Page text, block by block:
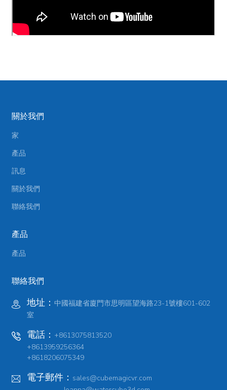
關於我們
家
產品
訊息
關於我們
聯絡我們
產品
產品
聯絡我們
地址： 中國福建省廈門市思明區望海路23-1號樓601-602
室
電話： +8613075813520
+8613959256364
+8618206075349
電子郵件： sales@cubemagicvr.com